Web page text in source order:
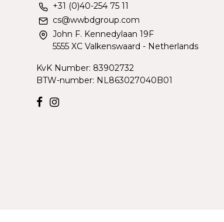
+31 (0)40-254 75 11
cs@wwbdgroup.com
John F. Kennedylaan 19F
5555 XC Valkenswaard - Netherlands
KvK Number: 83902732
BTW-number: NL863027040B01